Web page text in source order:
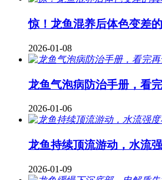
惊！龙鱼混养后体色变差
2026-01-08
龙鱼气泡病防治手册，看
2026-01-06
龙鱼持续顶流游动，水流
2026-01-09